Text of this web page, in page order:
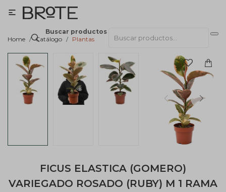
Buscar productos

Home Catálogo Plantas
FICUS ELASTICA (GOMERO)
VARIEGADO ROSADO (RUBY) M 1 RAMA